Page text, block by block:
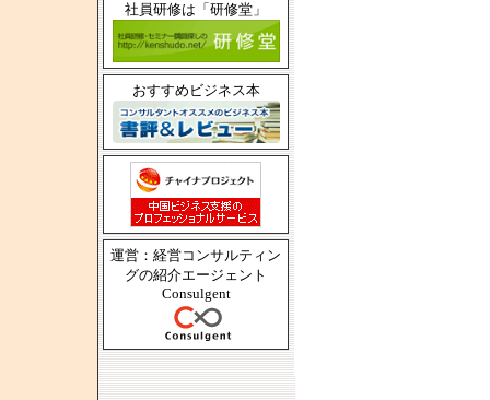
社員研修は「研修堂」
おすすめビジネス本
運営：経営コンサルティン
グの紹介エージェント
Consulgent